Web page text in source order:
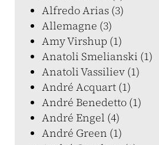
Alfredo Arias (3)
Allemagne (3)
Amy Virshup (1)
Anatoli Smelianski (1)
Anatoli Vassiliev (1)
André Acquart (1)
André Benedetto (1)
André Engel (4)
André Green (1)